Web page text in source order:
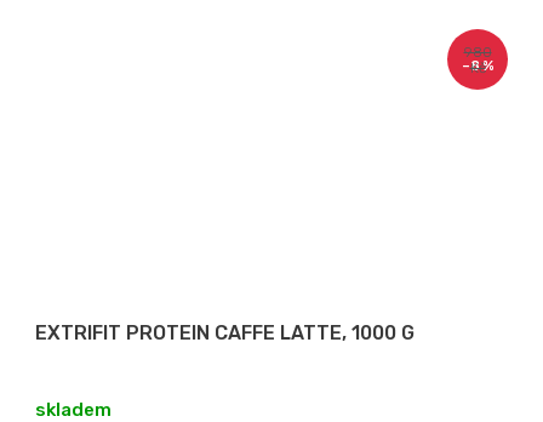
980
Kč
–8 %
EXTRIFIT PROTEIN CAFFE LATTE, 1000 G
skladem